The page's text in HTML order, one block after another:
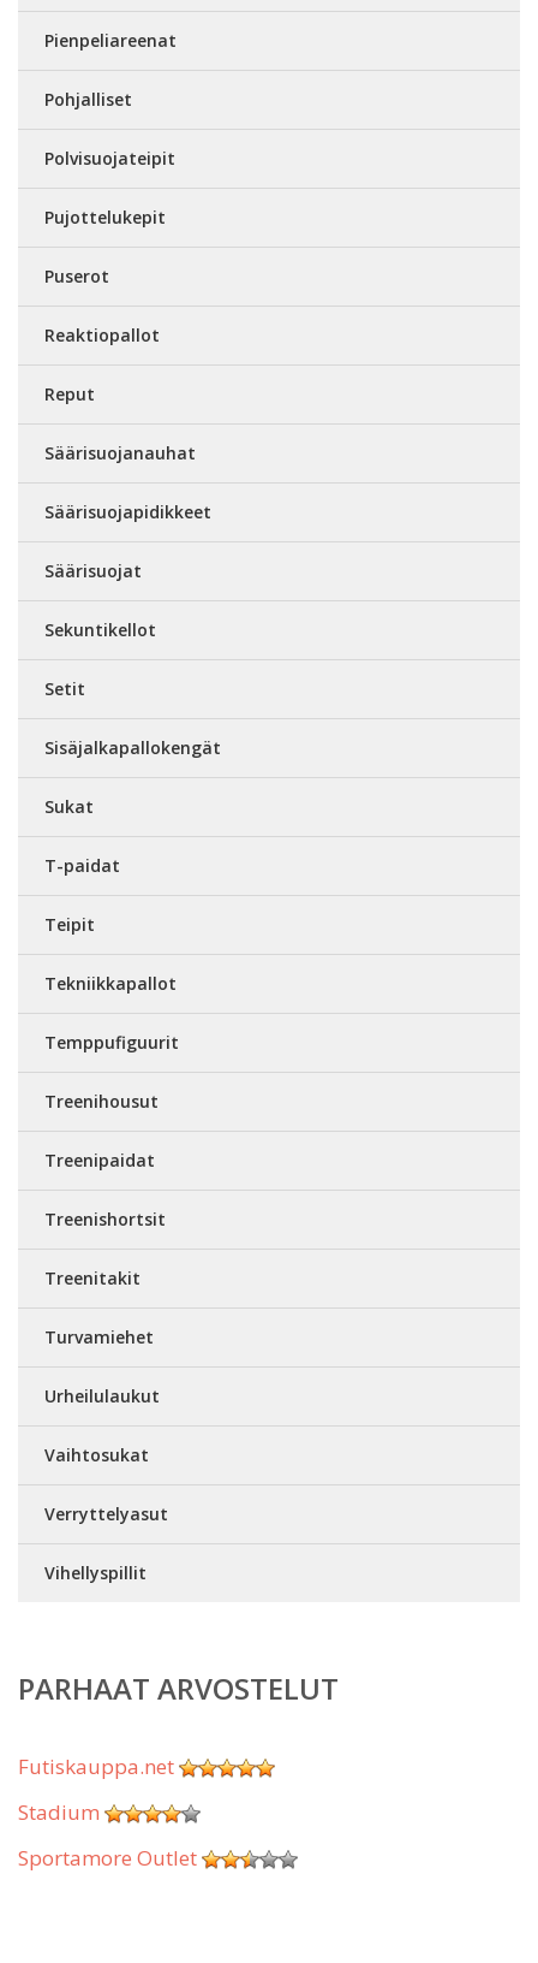
Pienpeliareenat
Pohjalliset
Polvisuojateipit
Pujottelukepit
Puserot
Reaktiopallot
Reput
Säärisuojanauhat
Säärisuojapidikkeet
Säärisuojat
Sekuntikellot
Setit
Sisäjalkapallokengät
Sukat
T-paidat
Teipit
Tekniikkapallot
Temppufiguurit
Treenihousut
Treenipaidat
Treenishortsit
Treenitakit
Turvamiehet
Urheilulaukut
Vaihtosukat
Verryttelyasut
Vihellyspillit
PARHAAT ARVOSTELUT
Futiskauppa.net
Stadium
Sportamore Outlet